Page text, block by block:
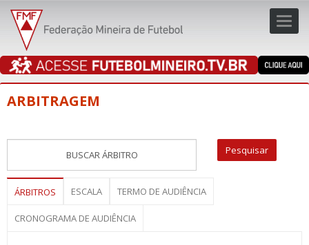
ARBITRAGEM
ÁRBITROS ESCALA TERMO DE AUDIÊNCIA
CRONOGRAMA DE AUDIÊNCIA